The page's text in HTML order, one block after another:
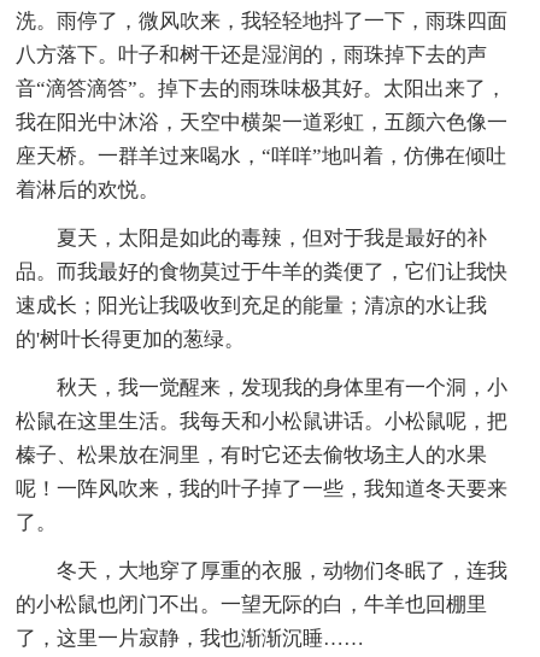
洗。雨停了，微风吹来，我轻轻地抖了一下，雨珠四面
八方落下。叶子和树干还是湿润的，雨珠掉下去的声
音“滴答滴答”。掉下去的雨珠味极其好。太阳出来了，
我在阳光中沐浴，天空中横架一道彩虹，五颜六色像一
座天桥。一群羊过来喝水，“咩咩”地叫着，仿佛在倾吐
着淋后的欢悦。
夏天，太阳是如此的毒辣，但对于我是最好的补
品。而我最好的食物莫过于牛羊的粪便了，它们让我快
速成长；阳光让我吸收到充足的能量；清凉的水让我
的'树叶长得更加的葱绿。
秋天，我一觉醒来，发现我的身体里有一个洞，小
松鼠在这里生活。我每天和小松鼠讲话。小松鼠呢，把
榛子、松果放在洞里，有时它还去偷牧场主人的水果
呢！一阵风吹来，我的叶子掉了一些，我知道冬天要来
了。
冬天，大地穿了厚重的衣服，动物们冬眠了，连我
的小松鼠也闭门不出。一望无际的白，牛羊也回棚里
了，这里一片寂静，我也渐渐沉睡……